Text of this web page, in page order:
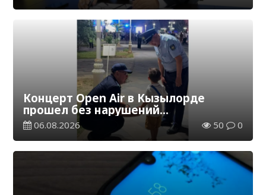
Концерт Open Air в Кызылорде
прошел без нарушений
общественного порядка
06.08.2026 50 0